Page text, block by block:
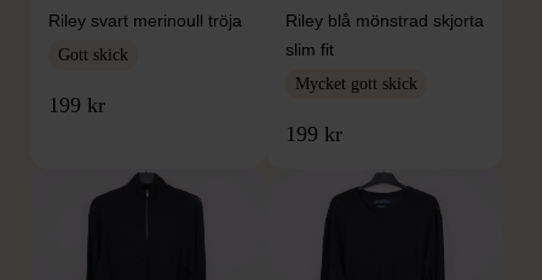
Riley svart merinoull tröja
Gott skick
199 kr
Riley blå mönstrad skjorta
slim fit
Mycket gott skick
199 kr